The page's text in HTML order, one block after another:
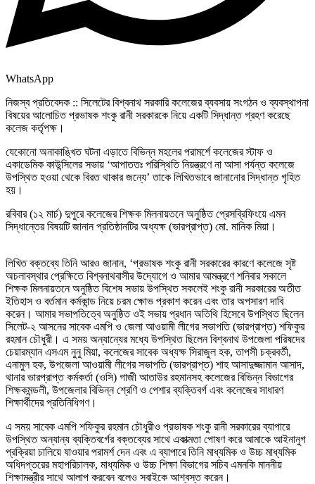
WhatsApp
নিজস্ব প্রতিবেদক :: সিলেটের বিশ্বনাথ সরকারি কলেজের ব্যবসায় সংগঠন ও ব্যবস্থাপনা
বিষয়ের আলোচিত প্রভাষক শংকু রানী সরকারকে নিয়ে একটি সিদ্ধান্ত গ্রহণ করেছে
কলেজ কর্তৃপক্ষ।
যেকোনো অনাকাঙ্খিত ঘটনা এড়াতে বিভিন্ন মহলের পরামর্শে কলেজের স্টাফ ও
একাডেমিক কাউন্সিলের সভায় ‘আপাততঃ পরিস্থিতি নিয়ন্ত্রণে না আসা পর্যন্ত কলেজে
উপস্থিত হওয়া থেকে বিরত থাকার জন্যে’ তাকে লিখিতভাবে জানানোর সিদ্ধান্ত গৃহিত
হয়।
রবিবার (১২ মার্চ) দুপুরে কলেজের শিক্ষক মিলনায়তনে অনুষ্ঠিত প্রেসব্রিফিংয়ে এমন
সিদ্ধান্তের বিষয়টি জানান প্রতিষ্ঠানটির অধ্যক্ষ (ভারপ্রাপ্ত) মো. মানিক মিয়া।
লিখিত বক্তব্যে তিনি আরও জানান, ‘প্রভাষক শংকু রানী সরকারের কারণে কলেজে সৃষ্ট
অচলাবস্থার প্রেক্ষিতে বিশ্বনাথবাসীর উদ্যোগে ও আমার আমন্ত্রণে শনিবার সকালে
শিক্ষক মিলনায়তনে অনুষ্ঠিত বিশেষ সভায় উপস্থিত সকলেই শংকু রানী সরকারের অতীত
ইতিহাস ও বর্তমান কর্মকান্ড নিয়ে চরম ক্ষোভ প্রকাশ করেন এবং তার অপসারণ দাবি
করেন। আমার সভাপতিত্বে অনুষ্ঠিত ওই সভায় প্রধান অতিথি হিসেবে উপস্থিত ছিলেন
সিলেট-২ আসনের সাবেক এমপি ও জেলা আওয়ামী লীগের সভাপতি (ভারপ্রাপ্ত) শফিকুর
রহমান চৌধুরী। এ সময় অন্যান্যের মধ্যে উপস্থিত ছিলেন বিশ্বনাথ উপজেলা পরিষদের
চেয়ারম্যান এসএম নুনু মিয়া, কলেজের সাবেক অধ্যক্ষ সিরাজুল হক, তাপসী চক্রবর্তী,
এনামুল হক, উপজেলা আওয়ামী লীগের সভাপতি (ভারপ্রাপ্ত) শাহ আসাদুজ্জামান আসাদ,
থানার ভারপ্রাপ্ত কর্মকর্তা (ওসি) গাজী আতাউর রহমানসহ কলেজের বিভিন্ন বিভাগের
শিক্ষকমন্ডলী, উপজেলার বিভিন্ন শ্রেণি ও পেশার ব্যক্তিবর্গ এবং কলেজের সাধারণ
শিক্ষার্থীদের প্রতিনিধিগণ।
এ সময় সাবেক এমপি শফিকুর রহমান চৌধুরীও প্রভাষক শংকু রানী সরকারের ব্যাপারে
উপস্থিত অন্যান্য ব্যক্তিবর্গের বক্তব্যের সাথে একাত্মতা পোষণ করে আমাকে আইনানুগ
প্রক্রিয়া চালিয়ে যাওয়ার পরামর্শ দেন এবং এ ব্যাপারে তিনি মাধ্যমিক ও উচ্চ মাধ্যমিক
অধিদপ্তরের মহাপরিচালক, মাধ্যমিক ও উচ্চ শিক্ষা বিভাগের সচিব এমনকি মাননীয়
শিক্ষামন্ত্রীর সাথে আলাপ করবেন বলেও সবাইকে আশ্বস্ত করেন।